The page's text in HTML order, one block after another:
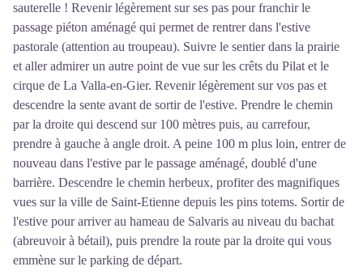
sauterelle ! Revenir légèrement sur ses pas pour franchir le
passage piéton aménagé qui permet de rentrer dans l'estive
pastorale (attention au troupeau). Suivre le sentier dans la prairie
et aller admirer un autre point de vue sur les crêts du Pilat et le
cirque de La Valla-en-Gier. Revenir légèrement sur vos pas et
descendre la sente avant de sortir de l'estive. Prendre le chemin
par la droite qui descend sur 100 mètres puis, au carrefour,
prendre à gauche à angle droit. A peine 100 m plus loin, entrer de
nouveau dans l'estive par le passage aménagé, doublé d'une
barrière. Descendre le chemin herbeux, profiter des magnifiques
vues sur la ville de Saint-Etienne depuis les pins totems. Sortir de
l'estive pour arriver au hameau de Salvaris au niveau du bachat
(abreuvoir à bétail), puis prendre la route par la droite qui vous
emmène sur le parking de départ.